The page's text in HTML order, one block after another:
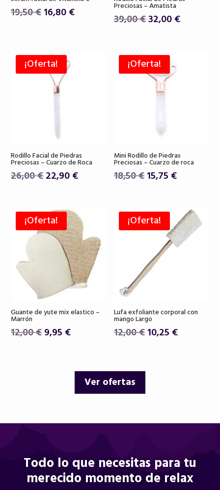
19,50€El
19,50 €.
16,80€El
Preciosas – Amatista
39,00€El
era:
39,00 €.
32,00€El
¡Oferta!
Rodillo Facial de Piedras
Preciosas – Cuarzo de Roca
26,00€El
era:
26,00 €.
22,90€El
es:
22,90 €.
¡Oferta!
Mini Rodillo de Piedras
Preciosas – Cuarzo de roca
18,50€El
era:
18,50 €.
15,75 €El
es:
15,75 €.
¡Oferta!
Guante de yute mix elastico –
Marrón
12,00€El
9,95 €El
es:
9,95 €.
¡Oferta!
Lufa exfoliante corporal con
mango Largo
12,00€El
10,25 €El
Ver ofertas
Todo lo que necesitas para tu
merecido momento de relax